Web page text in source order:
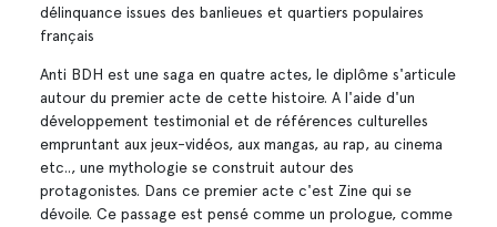
délinquance issues des banlieues et quartiers populaires
français
Anti BDH est une saga en quatre actes, le diplôme s'articule
autour du premier acte de cette histoire. A l'aide d'un
développement testimonial et de références culturelles
empruntant aux jeux-vidéos, aux mangas, au rap, au cinema
etc.., une mythologie se construit autour des
protagonistes. Dans ce premier acte c'est Zine qui se
dévoile. Ce passage est pensé comme un prologue, comme